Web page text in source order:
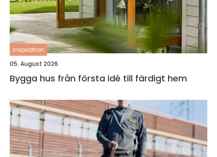
inspiration
05. August 2026
Bygga hus från första idé till färdigt hem